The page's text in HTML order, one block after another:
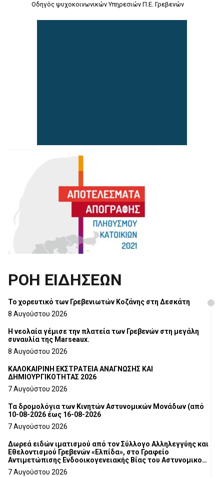
Οδηγός ψυχοκοινωνικών Υπηρεσιών Π.Ε. Γρεβενών
ΡΟΗ ΕΙΔΗΣΕΩΝ
Το χορευτικό των Γρεβενιωτών Κοζάνης στη Δεσκάτη
8 Αυγούστου 2026
Η νεολαία γέμισε την πλατεία των Γρεβενών στη μεγάλη
συναυλία της Marseaux.
8 Αυγούστου 2026
ΚΑΛΟΚΑΙΡΙΝΗ ΕΚΣΤΡΑΤΕΙΑ ΑΝΑΓΝΩΣΗΣ ΚΑΙ
ΔΗΜΙΟΥΡΓΙΚΟΤΗΤΑΣ 2026
7 Αυγούστου 2026
Τα δρομολόγια των Κινητών Αστυνομικών Μονάδων (από
10-08-2026 έως 16-08-2026
7 Αυγούστου 2026
Δωρεά ειδών ιματισμού από τον Σύλλογο Αλληλεγγύης και
Εθελοντισμού Γρεβενών «Ελπίδα», στο Γραφείο
Αντιμετώπισης Ενδοοικογενειακής Βίας του Αστυνομικού
Τμήματος Γρεβενών
7 Αυγούστου 2026